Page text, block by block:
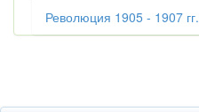
Революция 1905 - 1907 гг.